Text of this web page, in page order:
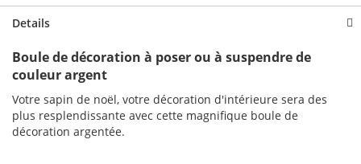
Details
Boule de décoration à poser ou à suspendre de
couleur argent
Votre sapin de noël, votre décoration d'intérieure sera des
plus resplendissante avec cette magnifique boule de
décoration argentée.